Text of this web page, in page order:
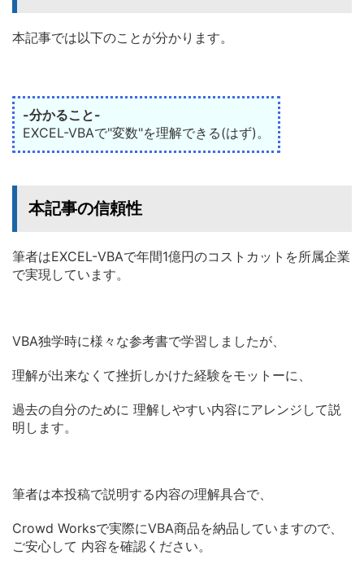
本記事では以下のことが分かります。
-分かること-
EXCEL-VBAで"変数"を理解できる(はず)。
本記事の信頼性
筆者はEXCEL-VBAで年間1億円のコストカットを所属企業
で実現しています。
VBA独学時に様々な参考書で学習しましたが、
理解が出来なくて挫折しかけた経験をモットーに、
過去の自分のために 理解しやすい内容にアレンジして説
明します。
筆者は本投稿で説明する内容の理解具合で、
Crowd Worksで実際にVBA商品を納品していますので、
ご安心して 内容を確認ください。